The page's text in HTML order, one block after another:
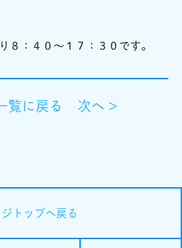
８：４０～１７：３０です。
覧に戻る 次へ >
トップへ戻る